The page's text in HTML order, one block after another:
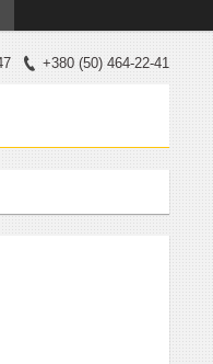
+380 (50) 464-22-41